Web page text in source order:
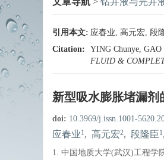
引用本文: 应春业, 高元宏, 段
Citation:
YING Chunye, GAO
FLUID &
新型吸水膨胀堵漏剂
doi: 10.3969/j.issn.1001-
应春业1, 高元宏2, 段隆臣1,
1. 中国地质大学(武汉)工程学